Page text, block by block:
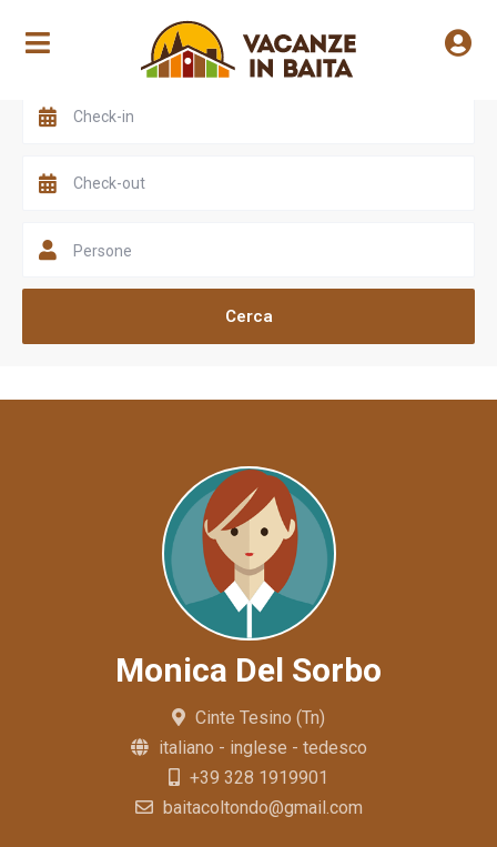
Scegli una valle
Persone
Monica Del Sorbo
Cinte Tesino (Tn)
italiano - inglese - tedesco
+39 328 1919901
baitacoltondo@gmail.com